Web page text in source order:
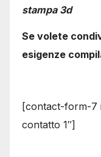
stampa 3d
Se volete
esigenze
[contact-form-7
contatto 1″]